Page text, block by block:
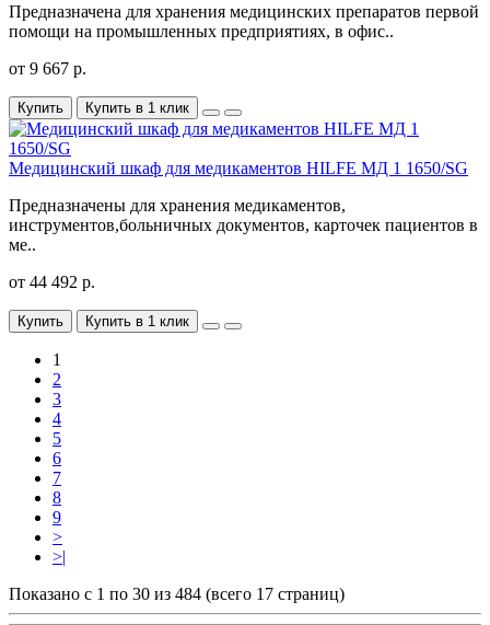
Предназначена для хранения медицинских препаратов первой
помощи на промышленных предприятиях, в офис..
от 9 667 р.
Купить Купить в 1 клик
Медицинский шкаф для медикаментов HILFE МД 1 1650/SG
Предназначены для хранения медикаментов,
инструментов,больничных документов, карточек пациентов в
ме..
от 44 492 р.
Купить Купить в 1 клик
1
2
3
4
5
6
7
8
9
>
>|
Показано с 1 по 30 из 484 (всего 17 страниц)